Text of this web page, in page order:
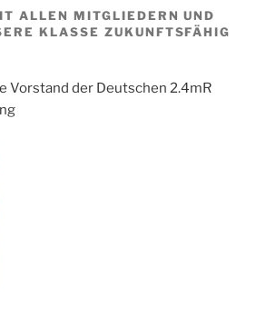
ALLEN MITGLIEDERN UND
KLASSE ZUKUNFTSFÄHIG
Vorstand der Deutschen 2.4mR